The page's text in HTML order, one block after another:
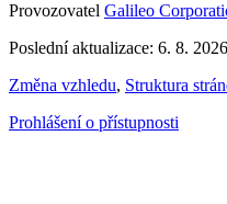
Provozovatel Galileo
Poslední aktualizace: 6. 8. 2026
Změna vzhledu, Struktura
Prohlášení o přístupnosti